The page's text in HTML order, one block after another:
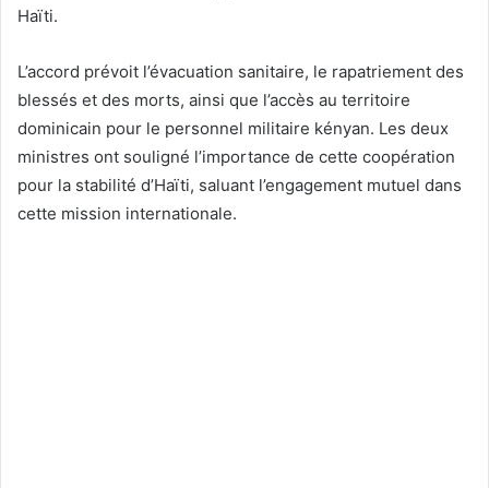
Haïti.
L’accord prévoit l’évacuation sanitaire, le rapatriement des
blessés et des morts, ainsi que l’accès au territoire
dominicain pour le personnel militaire kényan. Les deux
ministres ont souligné l’importance de cette coopération
pour la stabilité d’Haïti, saluant l’engagement mutuel dans
cette mission internationale.